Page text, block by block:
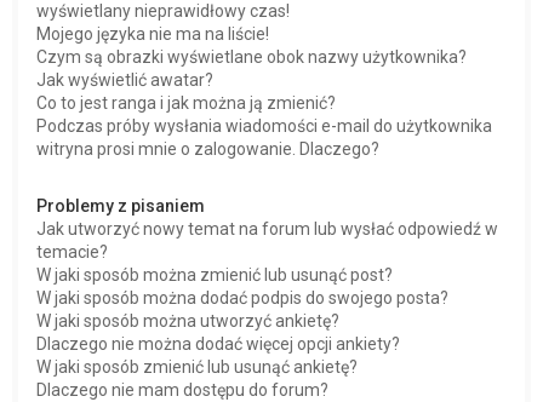
wyświetlany nieprawidłowy czas!
Mojego języka nie ma na liście!
Czym są obrazki wyświetlane obok nazwy użytkownika?
Jak wyświetlić awatar?
Co to jest ranga i jak można ją zmienić?
Podczas próby wysłania wiadomości e-mail do użytkownika
witryna prosi mnie o zalogowanie. Dlaczego?
Problemy z pisaniem
Jak utworzyć nowy temat na forum lub wysłać odpowiedź w
temacie?
W jaki sposób można zmienić lub usunąć post?
W jaki sposób można dodać podpis do swojego posta?
W jaki sposób można utworzyć ankietę?
Dlaczego nie można dodać więcej opcji ankiety?
W jaki sposób zmienić lub usunąć ankietę?
Dlaczego nie mam dostępu do forum?